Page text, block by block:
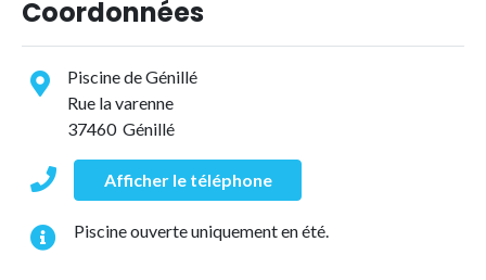
Coordonnées
Piscine de Génillé
Rue la varenne
37460 Génillé
Afficher le téléphone
Piscine ouverte uniquement en été.